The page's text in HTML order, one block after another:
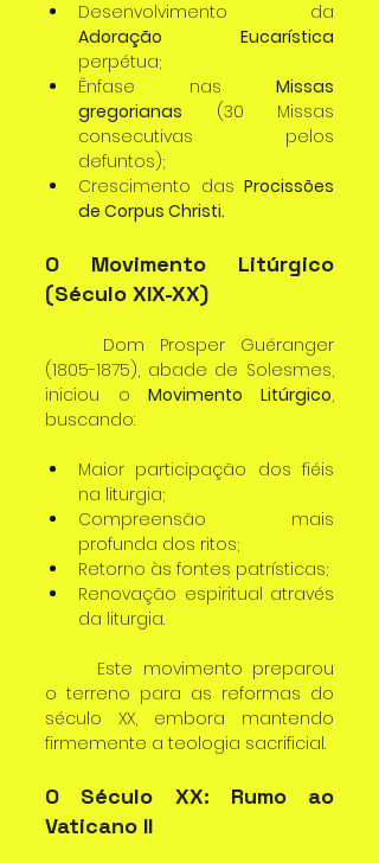
Adoração Eucarística
perpétua;
Ênfase nas Missas
gregorianas (30 Missas
consecutivas pelos
defuntos);
Crescimento das Procissões
de Corpus Christi.
O Movimento Litúrgico
(Século XIX-XX)
(1805-1875), abade de Solesmes,
iniciou o Movimento Litúrgico,
buscando:
Maior participação dos fiéis
na liturgia;
Compreensão mais
profunda dos ritos;
Retorno às fontes patrísticas;
Renovação espiritual através
da liturgia.
o terreno para as reformas do
século XX, embora mantendo
firmemente a teologia sacrificial.
O Século XX: Rumo ao
Vaticano II